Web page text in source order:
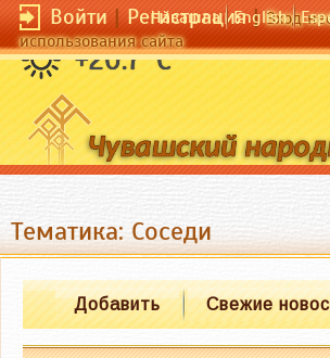
Войти|Регистрация|Вход
использования сайта
Чӑвашла English
+20.7 °C Возлюби
Тематика: Соседи
Свежие
Добавить